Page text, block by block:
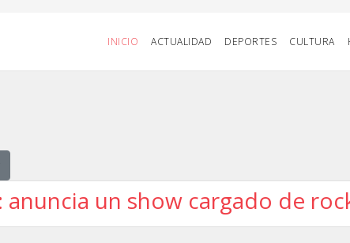
INICIO ACTUALIDAD DEPORTES CULTURA
anuncia un show cargado de